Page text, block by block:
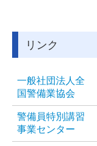
リンク
一般社団法人全
国警備業協会
警備員特別講習
事業センター